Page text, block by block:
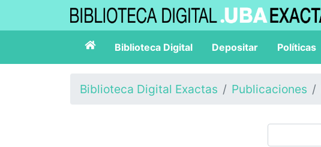
Biblioteca Digital Depositar Políticas
Biblioteca Digital Exactas Publicaciones